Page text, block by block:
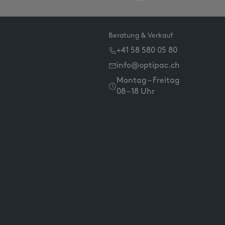
Beratung & Verkauf
+41 58 580 05 80
info@optipac.ch
Montag – Freitag
08 – 18 Uhr